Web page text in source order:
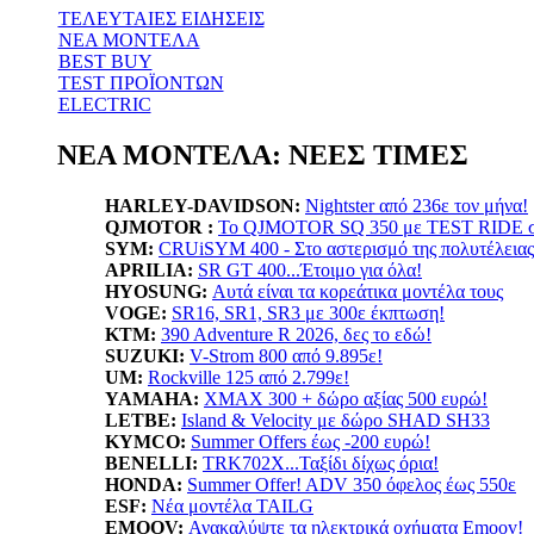
ΤΕΛΕΥΤΑΙΕΣ ΕΙΔΗΣΕΙΣ
ΝΕΑ ΜΟΝΤΕΛΑ
BEST BUY
TEST ΠΡΟΪΟΝΤΩΝ
ELECTRIC
ΝΕΑ ΜΟΝΤΕΛΑ: ΝΕΕΣ ΤΙΜΕΣ
HARLEY-DAVIDSON: Nightster από 236ε τον μήνα!
QJMOTOR : Το QJMOTOR SQ 350 με TEST RIDE
SYM: CRUiSYM 400 - Στο αστερισμό της
APRILIA: SR GT 400...Έτοιμο για όλα!
HYOSUNG: Αυτά είναι τα κορεάτικα μοντέλα τους
VOGE: SR16, SR1, SR3 με 300ε έκπτωση!
KTM: 390 Adventure R 2026, δες το εδώ!
SUZUKI: V-Strom 800 από 9.895ε!
UM: Rockville 125 από 2.799ε!
YAMAHA: XMAX 300 + δώρο αξίας 500 ευρώ!
LETBE: Island & Velocity με δώρο SHAD SH33
KYMCO: Summer Offers έως -200 ευρώ!
BENELLI: TRK702X...Ταξίδι δίχως όρια!
HONDA: Summer Offer! ADV 350 όφελος έως 550ε
ESF: Νέα μοντέλα TAILG
EMOOV: Ανακαλύψτε τα ηλεκτρικά οχήματα Emoov!